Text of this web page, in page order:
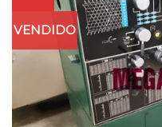
VENDIDO